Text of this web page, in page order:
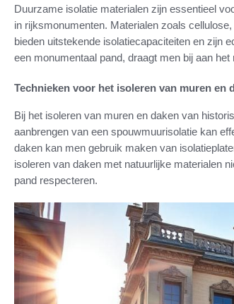
Duurzame isolatie materialen zijn essentieel
in rijksmonumenten. Materialen zoals
bieden uitstekende isolatiecapaciteiten en zijn
een monumentaal pand, draagt men bij aan
Technieken voor het isoleren van muren en
Bij het isoleren van muren en daken van
aanbrengen van een spouwmuurisolatie kan
daken kan men gebruik maken van
isoleren van daken met natuurlijke materialen
pand respecteren.